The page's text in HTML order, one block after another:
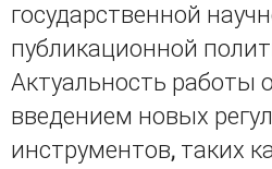
государственной
публикационной
Актуальность работы
введением новых
инструментов, таких